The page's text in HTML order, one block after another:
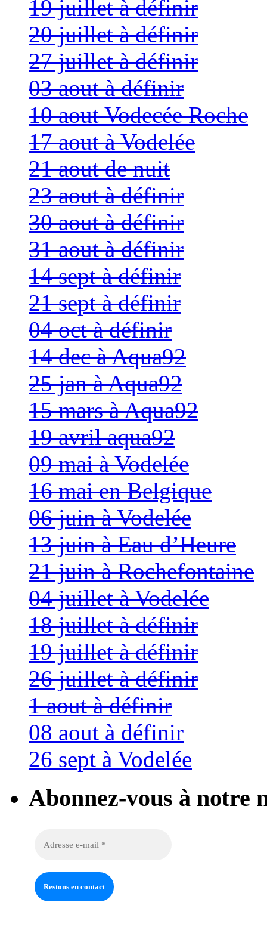
19 juillet à définir
20 juillet à définir
27 juillet à définir
03 aout à définir
10 aout Vodecée Roche
17 aout à Vodelée
21 aout de nuit
23 aout à définir
30 aout à définir
31 aout à définir
14 sept à définir
21 sept à définir
04 oct à définir
14 dec à Aqua92
25 jan à Aqua92
15 mars à Aqua92
19 avril aqua92
09 mai à Vodelée
16 mai en Belgique
06 juin à Vodelée
13 juin à Eau d’Heure
21 juin à Rochefontaine
04 juillet à Vodelée
18 juillet à définir
19 juillet à définir
26 juillet à définir
1 aout à définir
08 aout à définir
26 sept à Vodelée
Abonnez-vous à notre